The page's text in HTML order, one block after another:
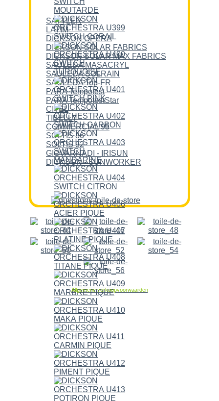
SATTLER
LATIM
DICKSON OPERA
DICKSON SOLAR FABRICS
DICKSON SOLAR MAX FABRICS
SAULEDA MASACRYL
SAULEDA SOLRAIN
SAULEDA Top-FR
PARA Tempotest
PARA TempotestStar
CITEL
TIBELLY
COMMERCIAL 95
SOLTIS 86
SOLTIS 92
GIOVARNADI - IRISUN
DICKSON - SUNWORKER
Allgemene verkoopvoorwaarden